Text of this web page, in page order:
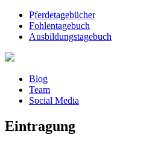
Pferdetagebücher
Fohlentagebuch
Ausbildungstagebuch
Blog
Team
Social Media
Eintragung